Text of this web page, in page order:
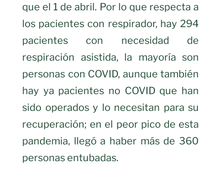
que el 1 de abril. Por lo que respecta a
los pacientes con respirador, hay 294
pacientes con necesidad de
respiración asistida, la mayoría son
personas con COVID, aunque también
hay ya pacientes no COVID que han
sido operados y lo necesitan para su
recuperación; en el peor pico de esta
pandemia, llegó a haber más de 360
personas entubadas.